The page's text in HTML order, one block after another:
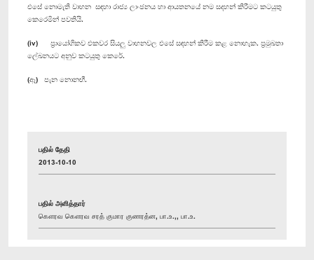
එසේ නොමැති වාහන සඳහා රාජ්‍ය ලාංඡනය හා ආයතනයේ නම සදහන් කිරීමට කටයුතු
කෙරෙමින් පවතියි.
(iv) ප්‍රායෝගිකව එකවර සියලු වාහනවල එසේ සඳහන් කිරීම කළ නොහැක. ප්‍රමුඛතා
ලේඛනයට අනුව කටයුතු කෙරේ.
(ඈ) පැන නොනඟී.
பதில் தேதி
2013-10-10
பதில் அளித்தார்
கௌரவ கௌரவ சரத் குமார குணரத்ன, பா.உ.,, பா.உ.